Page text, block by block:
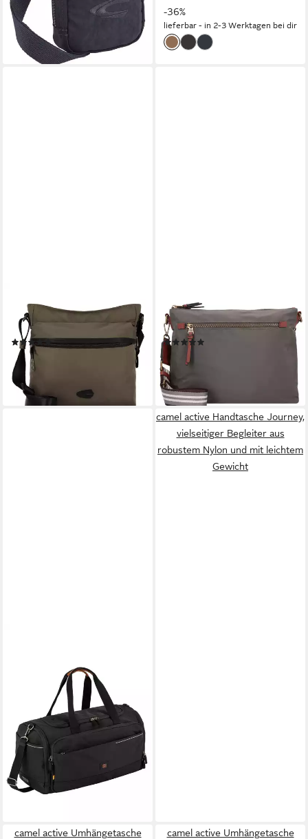
leider ausverkauft -36%
lieferbar - in 2-3 Werktagen bei dir
Umhängetasche Terra,
Polyester
(6)
59,99 €
leider ausverkauft
Umhängetasche Bari,
Polyester
ab 59,99 €
leider ausverkauft
mit abnehmbarem
Schultergurt
lieferbar - in 2-3 Werktagen bei dir
camel active Handtasche Journey,
vielseitiger Begleiter aus
robustem Nylon und mit leichtem
Gewicht
camel active Umhängetasche
camel active Umhängetasche